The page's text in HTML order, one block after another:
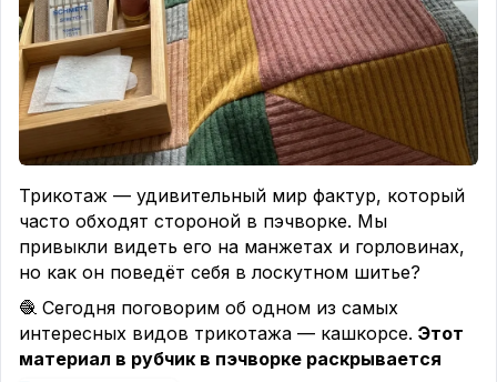
уже сами знают, что делать.🙌
Какой проект из подборки хотелось бы
повторить первым?Пишите в комментариях,
обсудим 🍉
#patchwork #лоскутнаяистория
#арбузноенастроение
Трикотаж — удивительный мир фактур, который
часто обходят стороной в пэчворке. Мы
привыкли видеть его на манжетах и горловинах,
но как он поведёт себя в лоскутном шитье?
🧶 Сегодня поговорим об одном из самых
интересных видов трикотажа — кашкорсе. Этот
материал в рубчик в пэчворке раскрывается